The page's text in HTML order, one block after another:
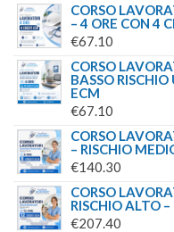
CORSO
– 4 ORE CON 4
€67.10
CORSO
BASSO
ECM
€67.10
CORSO
– RISCHIO
€140.30
CORSO
RISCHIO ALTO
€207.40